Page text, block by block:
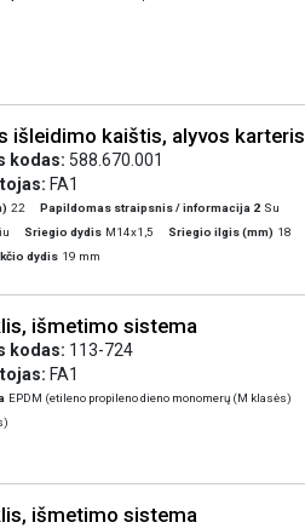
išleidimo kaištis, alyvos karteris
kodas: 588.670.001
FA1
22 Papildomas straipsnis / informacija 2 Su
Sriegio dydis M14x1,5 Sriegio ilgis (mm) 18
dydis 19 mm
išmetimo sistema
kodas: 113-724
FA1
EPDM (etileno propileno dieno monomerų (M klasės)
išmetimo sistema